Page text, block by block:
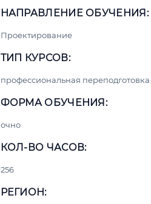
НАПРАВЛЕНИЕ ОБУЧЕНИЯ:
Проектирование
ТИП КУРСОВ:
профессиональная переподготовка
ФОРМА ОБУЧЕНИЯ:
очно
КОЛ-ВО ЧАСОВ:
256
РЕГИОН: